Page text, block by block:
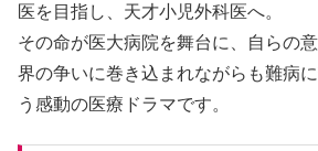
医を目指し、天才小児外科医へ。
その命が医大病院を舞台に、自らの
界の争いに巻き込まれながらも難病
う感動の医療ドラマです。